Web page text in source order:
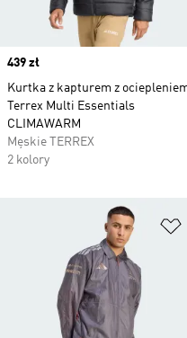
Price
439 zł
Kurtka z kapturem z
Terrex Multi Essentials
CLIMAWARM
Męskie TERREX
2 kolory